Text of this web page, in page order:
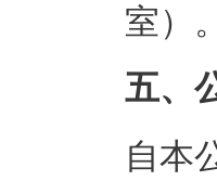
室）。
五、
自本